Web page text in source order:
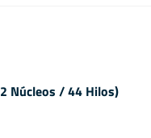
Núcleos / 44 Hilos)